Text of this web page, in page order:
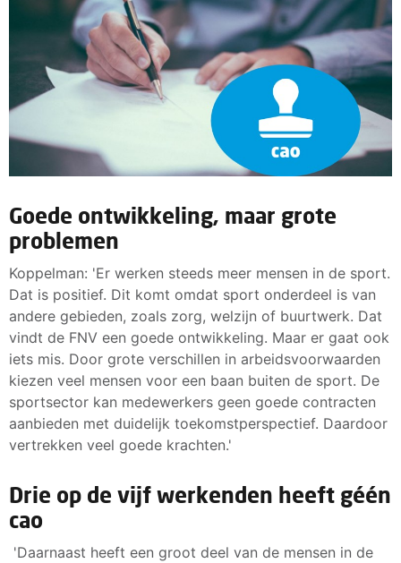
Goede ontwikkeling, maar grote
problemen
Koppelman: 'Er werken steeds meer mensen in de sport.
Dat is positief. Dit komt omdat sport onderdeel is van
andere gebieden, zoals zorg, welzijn of buurtwerk. Dat
vindt de FNV een goede ontwikkeling. Maar er gaat ook
iets mis. Door grote verschillen in arbeidsvoorwaarden
kiezen veel mensen voor een baan buiten de sport. De
sportsector kan medewerkers geen goede contracten
aanbieden met duidelijk toekomstperspectief. Daardoor
vertrekken veel goede krachten.'
Drie op de vijf werkenden heeft géén
cao
'Daarnaast heeft een groot deel van de mensen in de